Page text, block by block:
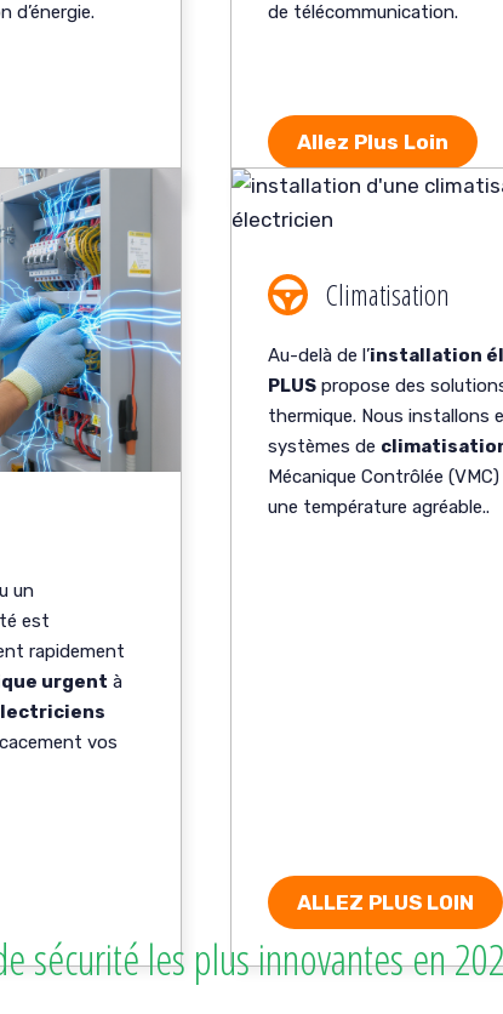
d’énergie.
de télécommunication.
Allez Plus Loin
un
est
rapidement
urgent à
vos
Climatisation
Au-delà de l’installation
PLUSpropose des
thermique. Nous installons
systèmes de
Mécanique Contrôlée
une température agréable..
ALLEZ PLUS LOIN
sécurité les plus innovantes en